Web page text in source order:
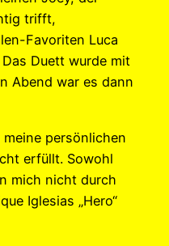
trifft,
Favoriten Luca
Duett wurde mit
Abend war es dann
persönlichen
erfüllt. Sowohl
mich nicht durch
Iglesias „Hero“